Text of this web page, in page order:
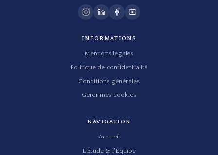
INFORMATIONS
Mentions légales
Politique de confidentialité
Conditions générales
Gérer mes cookies
NAVIGATION
Accueil
L'Étude & l'Équipe